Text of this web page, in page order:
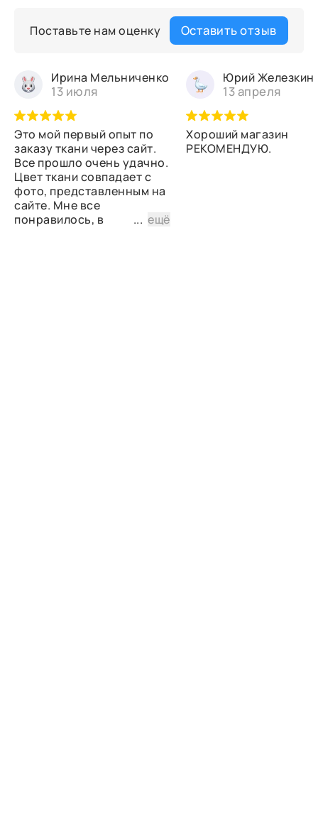
Поставьте нам оценку Оставить отзыв
Ирина Мельниченко
13 июля
Это мой первый опыт по
заказу ткани через сайт.
Все прошло очень удачно.
Цвет ткани совпадает с
фото, представленным на
сайте. Мне все
понравилось, в
...ещё
Юрий Железкин
13 апреля
Хороший магазин
РЕКОМЕНДУЮ.